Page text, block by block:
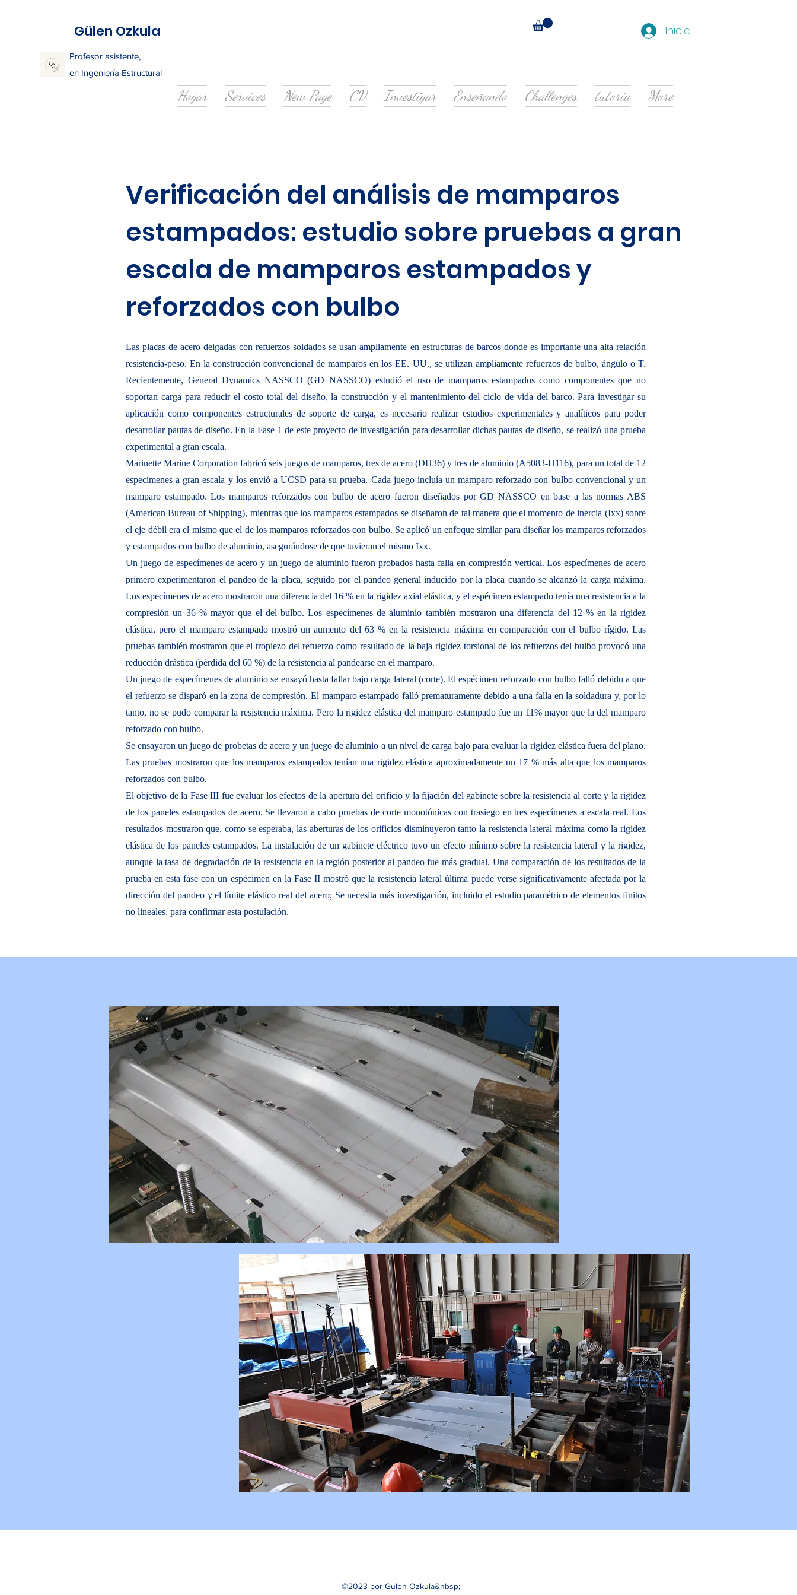
Gülen Ozkula Iniciar sesión
Hogar Services New Page CV Investigar Enseñando Challenges tutoría More
Profesor asistente,
en Ingeniería Estructural
Verificación del análisis de mamparos
estampados: estudio sobre pruebas a gran
escala de mamparos estampados y
reforzados con bulbo
Las placas de acero delgadas con refuerzos soldados se usan ampliamente en estructuras de barcos donde es importante una alta relación
resistencia-peso. En la construcción convencional de mamparos en los EE. UU., se utilizan ampliamente refuerzos de bulbo, ángulo o T.
Recientemente, General Dynamics NASSCO (GD NASSCO) estudió el uso de mamparos estampados como componentes que no
soportan carga para reducir el costo total del diseño, la construcción y el mantenimiento del ciclo de vida del barco. Para investigar su
aplicación como componentes estructurales de soporte de carga, es necesario realizar estudios experimentales y analíticos para poder
desarrollar pautas de diseño. En la Fase 1 de este proyecto de investigación para desarrollar dichas pautas de diseño, se realizó una prueba
experimental a gran escala.
Marinette Marine Corporation fabricó seis juegos de mamparos, tres de acero (DH36) y tres de aluminio (A5083-H116), para un total de 12
especímenes a gran escala y los envió a UCSD para su prueba. Cada juego incluía un mamparo reforzado con bulbo convencional y un
mamparo estampado. Los mamparos reforzados con bulbo de acero fueron diseñados por GD NASSCO en base a las normas ABS
(American Bureau of Shipping), mientras que los mamparos estampados se diseñaron de tal manera que el momento de inercia (Ixx) sobre
el eje débil era el mismo que el de los mamparos reforzados con bulbo. Se aplicó un enfoque similar para diseñar los mamparos reforzados
y estampados con bulbo de aluminio, asegurándose de que tuvieran el mismo Ixx.
Un juego de especímenes de acero y un juego de aluminio fueron probados hasta falla en compresión vertical. Los especímenes de acero
primero experimentaron el pandeo de la placa, seguido por el pandeo general inducido por la placa cuando se alcanzó la carga máxima.
Los especímenes de acero mostraron una diferencia del 16 % en la rigidez axial elástica, y el espécimen estampado tenía una resistencia a la
compresión un 36 % mayor que el del bulbo. Los especímenes de aluminio también mostraron una diferencia del 12 % en la rigidez
elástica, pero el mamparo estampado mostró un aumento del 63 % en la resistencia máxima en comparación con el bulbo rígido. Las
pruebas también mostraron que el tropiezo del refuerzo como resultado de la baja rigidez torsional de los refuerzos del bulbo provocó una
reducción drástica (pérdida del 60 %) de la resistencia al pandearse en el mamparo.
Un juego de especímenes de aluminio se ensayó hasta fallar bajo carga lateral (corte). El espécimen reforzado con bulbo falló debido a que
el refuerzo se disparó en la zona de compresión. El mamparo estampado falló prematuramente debido a una falla en la soldadura y, por lo
tanto, no se pudo comparar la resistencia máxima. Pero la rigidez elástica del mamparo estampado fue un 11% mayor que la del mamparo
reforzado con bulbo.
Se ensayaron un juego de probetas de acero y un juego de aluminio a un nivel de carga bajo para evaluar la rigidez elástica fuera del plano.
Las pruebas mostraron que los mamparos estampados tenían una rigidez elástica aproximadamente un 17 % más alta que los mamparos
reforzados con bulbo.
El objetivo de la Fase III fue evaluar los efectos de la apertura del orificio y la fijación del gabinete sobre la resistencia al corte y la rigidez
de los paneles estampados de acero. Se llevaron a cabo pruebas de corte monotónicas con trasiego en tres especímenes a escala real. Los
resultados mostraron que, como se esperaba, las aberturas de los orificios disminuyeron tanto la resistencia lateral máxima como la rigidez
elástica de los paneles estampados. La instalación de un gabinete eléctrico tuvo un efecto mínimo sobre la resistencia lateral y la rigidez,
aunque la tasa de degradación de la resistencia en la región posterior al pandeo fue más gradual. Una comparación de los resultados de la
prueba en esta fase con un espécimen en la Fase II mostró que la resistencia lateral última puede verse significativamente afectada por la
dirección del pandeo y el límite elástico real del acero; Se necesita más investigación, incluido el estudio paramétrico de elementos finitos
no lineales, para confirmar esta postulación.
©2023 por Gulen Ozkula&nbsp;